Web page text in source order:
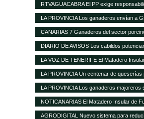
RTVAGUACABRA El PP exige
ante la nefasta gestión del Matadero
LA PROVINCIA Los ganaderos envían a
cochinos para sacrificar
CANARIAS 7 Ganaderos del sector
insular funcione solo al 50%
DIARIO DE AVISOS Los cabildos
como elemento característico del medio
LA VOZ DE TENERIFE El Matadero
vanguardia de todo el Archipiélago con
registrados durante el transcurso de 2012
LA PROVINCIA Un centenar de
productos en la Península
LA PROVINCIA Los ganaderos
1.500 cochinos
NOTICANARIAS El Matadero Insular de
prestación regular de sus servicios para
AGRODIGITAL Nuevo sistema para